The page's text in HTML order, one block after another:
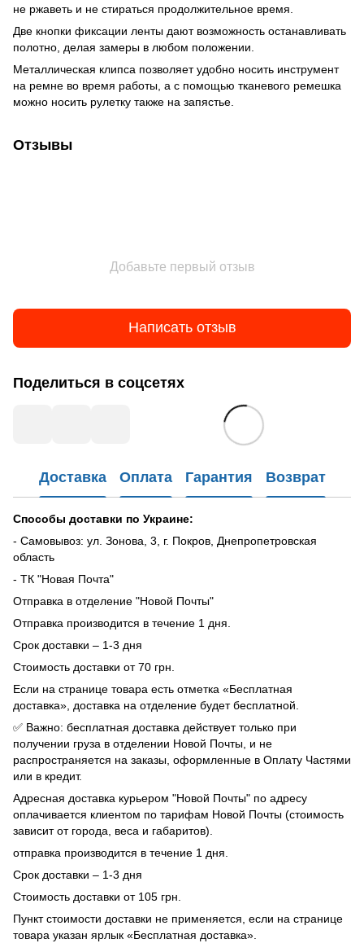
не ржаветь и не стираться продолжительное время.
Две кнопки фиксации ленты дают возможность останавливать
полотно, делая замеры в любом положении.
Металлическая клипса позволяет удобно носить инструмент
на ремне во время работы, а с помощью тканевого ремешка
можно носить рулетку также на запястье.
Отзывы
Добавьте первый отзыв
Написать отзыв
Поделиться в соцсетях
Доставка Оплата Гарантия Возврат
Способы доставки по Украине:
- Самовывоз: ул. Зонова, 3, г. Покров, Днепропетровская
область
- ТК "Новая Почта"
Отправка в отделение "Новой Почты"
Отправка производится в течение 1 дня.
Срок доставки – 1-3 дня
Стоимость доставки от 70 грн.
Если на странице товара есть отметка «Бесплатная
доставка», доставка на отделение будет бесплатной.
✅ Важно: бесплатная доставка действует только при
получении груза в отделении Новой Почты, и не
распространяется на заказы, оформленные в Оплату Частями
или в кредит.
Адресная доставка курьером "Новой Почты" по адресу
оплачивается клиентом по тарифам Новой Почты (стоимость
зависит от города, веса и габаритов).
отправка производится в течение 1 дня.
Срок доставки – 1-3 дня
Стоимость доставки от 105 грн.
Пункт стоимости доставки не применяется, если на странице
товара указан ярлык «Бесплатная доставка».